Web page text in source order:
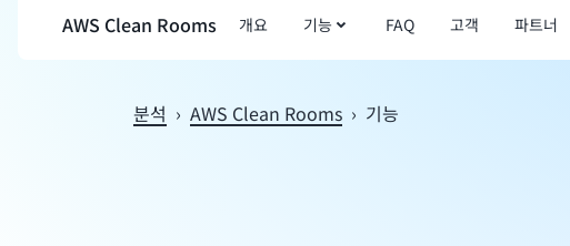
AWS Clean Rooms 개요 기능 FAQ 고객 파트너
분석 › AWS Clean Rooms › 기능